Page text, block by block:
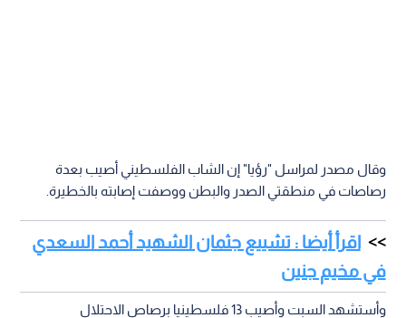
وقال مصدر لمراسل "رؤيا" إن الشاب الفلسطيني أصيب بعدة
رصاصات في منطقتي الصدر والبطن ووصفت إصابته بالخطيرة.
اقرأ أيضا : تشييع جثمان الشهيد أحمد السعدي
في مخيم جنين
وأستشهد السبت وأصيب 13 فلسطينيا برصاص الاحتلال